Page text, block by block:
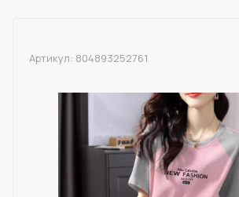
Артикул: 804893252761